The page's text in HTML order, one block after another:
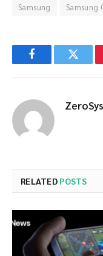
Samsung Samsung
Facebook
RELATED POSTS